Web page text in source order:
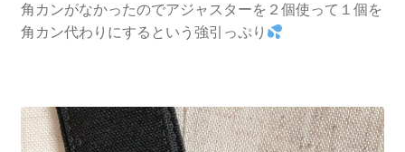
角カンがなかったのでアジャスターを２個使って１個を
角カン代わりにするという強引っぷり